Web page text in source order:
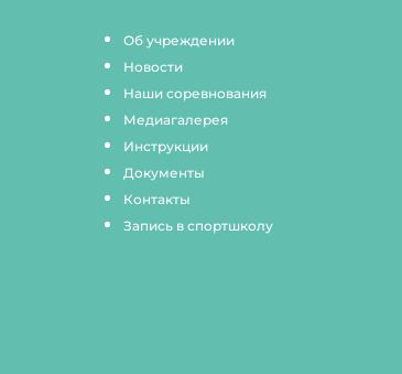
Об учреждении
Новости
Наши соревнования
Медиагалерея
Инструкции
Документы
Контакты
Запись в спортшколу